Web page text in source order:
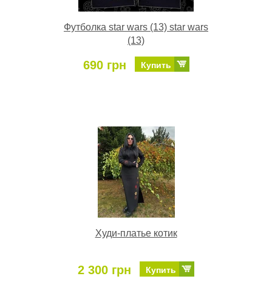
Футболка star wars (13) star wars
(13)
690 грн Купить
Худи-платье котик
2 300 грн Купить